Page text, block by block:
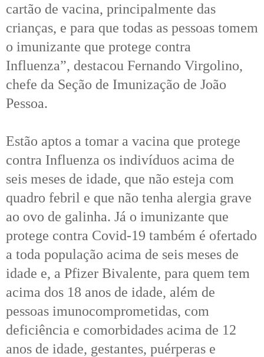
cartão de vacina, principalmente das
crianças, e para que todas as pessoas tomem
o imunizante que protege contra
Influenza”, destacou Fernando Virgolino,
chefe da Seção de Imunização de João
Pessoa.
Estão aptos a tomar a vacina que protege
contra Influenza os indivíduos acima de
seis meses de idade, que não esteja com
quadro febril e que não tenha alergia grave
ao ovo de galinha. Já o imunizante que
protege contra Covid-19 também é ofertado
a toda população acima de seis meses de
idade e, a Pfizer Bivalente, para quem tem
acima dos 18 anos de idade, além de
pessoas imunocomprometidas, com
deficiência e comorbidades acima de 12
anos de idade, gestantes, puérperas e